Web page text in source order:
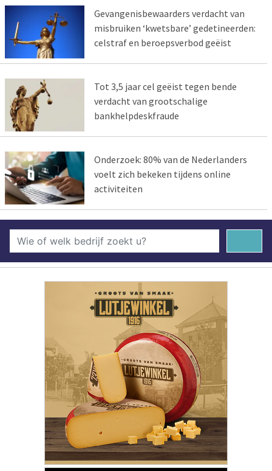
Gevangenisbewaarders verdacht van
misbruiken ‘kwetsbare’ gedetineerden:
celstraf en beroepsverbod geëist
Tot 3,5 jaar cel geëist tegen bende
verdacht van grootschalige
bankhelpdeskfraude
Onderzoek: 80% van de Nederlanders
voelt zich bekeken tijdens online
activiteiten